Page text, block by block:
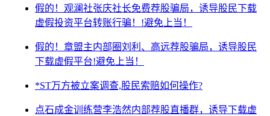
假的！观澜社张庆社长免费荐股骗局，诱导股民下载
虚假投资平台转账行骗！!避免上当！
假的！章盟主内部圈刘利、高远荐股骗局，诱导股民
下载虚假平台!避免上当！
*ST万方被立案调查,股民索赔如何操作?
点石成金训练营李浩然内部荐股直播群，诱导下载虚